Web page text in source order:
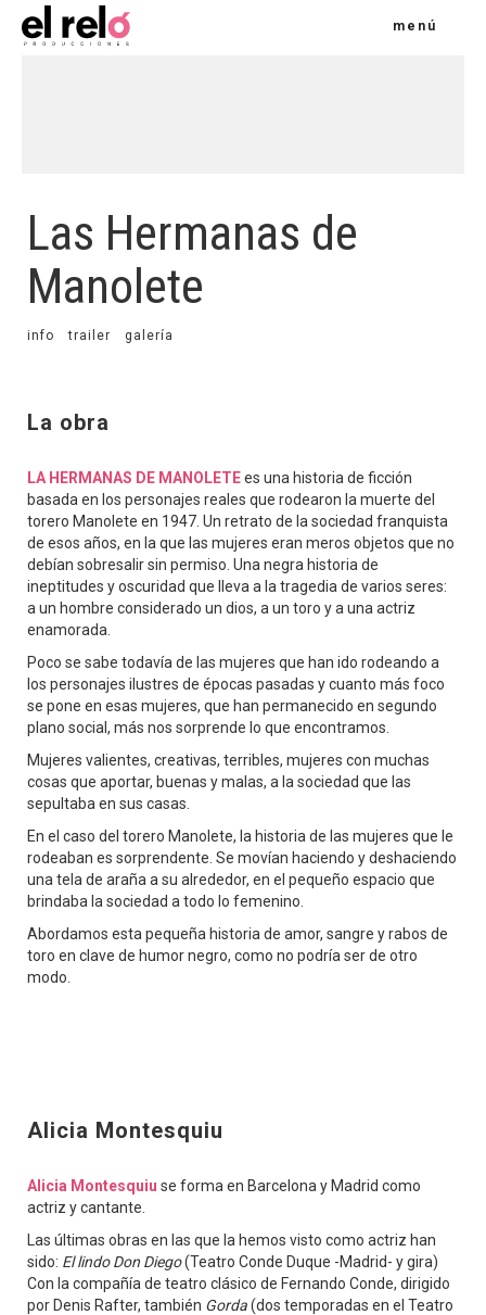
menú
Las Hermanas de
Manolete
info trailer galería
La obra
LA HERMANAS DE MANOLETEes una historia de ficción
basada en los personajes reales que rodearon la muerte del
torero Manolete en 1947. Un retrato de la sociedad franquista
de esos años, en la que las mujeres eran meros objetos que no
debían sobresalir sin permiso. Una negra historia de
ineptitudes y oscuridad que lleva a la tragedia de varios seres:
a un hombre considerado un dios, a un toro y a una actriz
enamorada.
Poco se sabe todavía de las mujeres que han ido rodeando a
los personajes ilustres de épocas pasadas y cuanto más foco
se pone en esas mujeres, que han permanecido en segundo
plano social, más nos sorprende lo que encontramos.
Mujeres valientes, creativas, terribles, mujeres con muchas
cosas que aportar, buenas y malas, a la sociedad que las
sepultaba en sus casas.
En el caso del torero Manolete, la historia de las mujeres que le
rodeaban es sorprendente. Se movían haciendo y deshaciendo
una tela de araña a su alrededor, en el pequeño espacio que
brindaba la sociedad a todo lo femenino.
Abordamos esta pequeña historia de amor, sangre y rabos de
toro en clave de humor negro, como no podría ser de otro
modo.
Alicia Montesquiu
Alicia Montesquiu se forma en Barcelona y Madrid como
actriz y cantante.
Las últimas obras en las que la hemos visto como actriz han
sido: El lindo Don Diego(Teatro Conde Duque -Madrid- y gira)
Con la compañía de teatro clásico de Fernando Conde, dirigido
por Denis Rafter, también Gorda(dos temporadas en el Teatro